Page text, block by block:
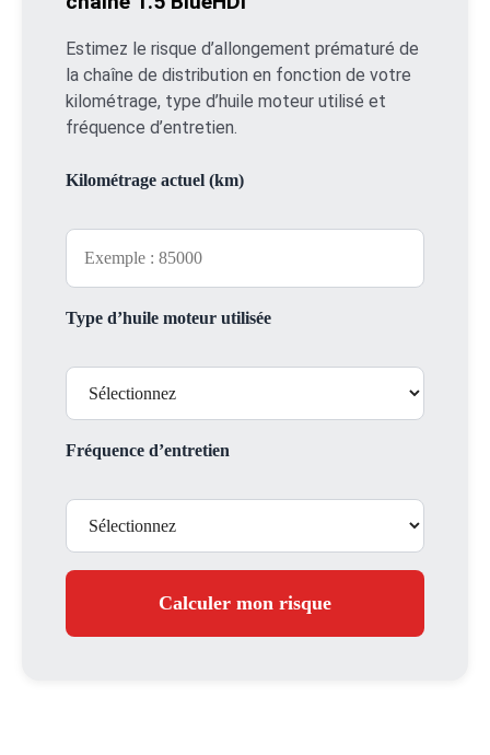
Estimez le risque d’allongement prématuré de
la chaîne de distribution en fonction de votre
kilométrage, type d’huile moteur utilisé et
fréquence d’entretien.
Kilométrage actuel (km)
Type d’huile moteur utilisée
Fréquence d’entretien
Calculer mon risque